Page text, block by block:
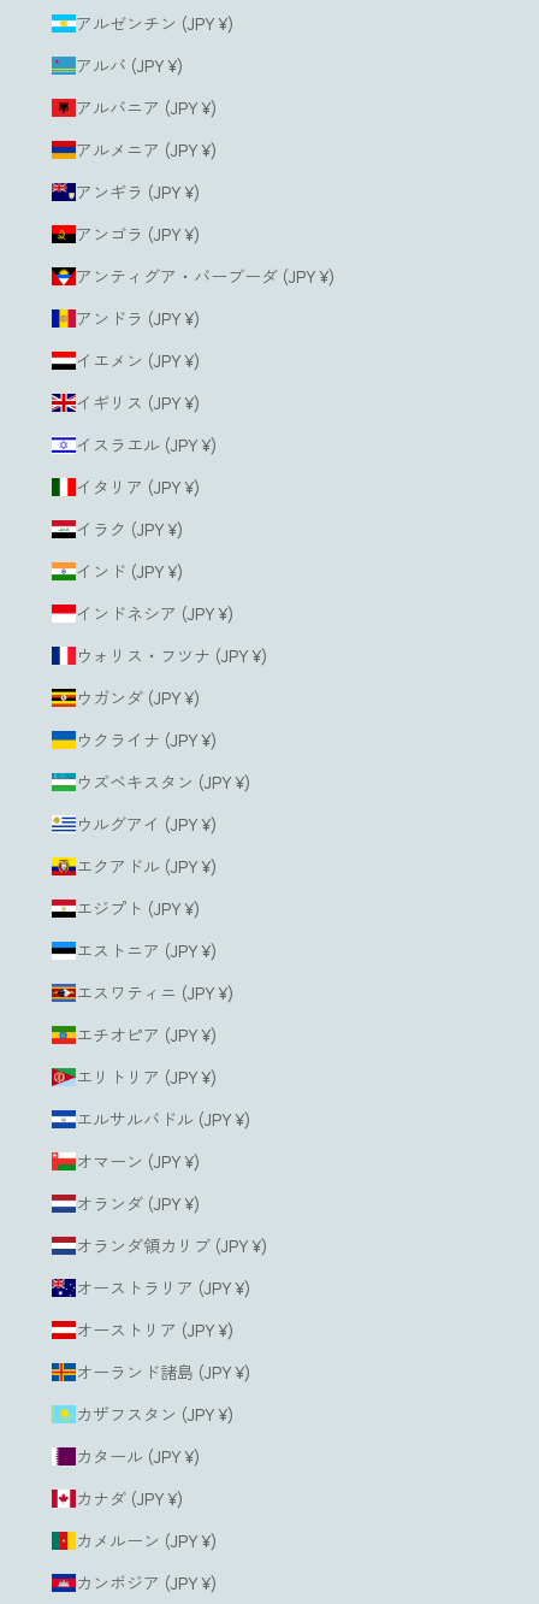
アルゼンチン (JPY ¥)
アルバ (JPY ¥)
アルバニア (JPY ¥)
アルメニア (JPY ¥)
アンギラ (JPY ¥)
アンゴラ (JPY ¥)
アンティグア・バーブーダ (JPY ¥)
アンドラ (JPY ¥)
イエメン (JPY ¥)
イギリス (JPY ¥)
イスラエル (JPY ¥)
イタリア (JPY ¥)
イラク (JPY ¥)
インド (JPY ¥)
インドネシア (JPY ¥)
ウォリス・フツナ (JPY ¥)
ウガンダ (JPY ¥)
ウクライナ (JPY ¥)
ウズベキスタン (JPY ¥)
ウルグアイ (JPY ¥)
エクアドル (JPY ¥)
エジプト (JPY ¥)
エストニア (JPY ¥)
エスワティニ (JPY ¥)
エチオピア (JPY ¥)
エリトリア (JPY ¥)
エルサルバドル (JPY ¥)
オマーン (JPY ¥)
オランダ (JPY ¥)
オランダ領カリブ (JPY ¥)
オーストラリア (JPY ¥)
オーストリア (JPY ¥)
オーランド諸島 (JPY ¥)
カザフスタン (JPY ¥)
カタール (JPY ¥)
カナダ (JPY ¥)
カメルーン (JPY ¥)
カンボジア (JPY ¥)